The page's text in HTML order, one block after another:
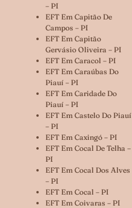
– PI
EFT Em Capitão De
Campos – PI
EFT Em Capitão
Gervásio Oliveira – PI
EFT Em Caracol – PI
EFT Em Caraúbas Do
Piauí – PI
EFT Em Caridade Do
Piauí – PI
EFT Em Castelo Do Piauí
– PI
EFT Em Caxingó – PI
EFT Em Cocal De Telha –
PI
EFT Em Cocal Dos Alves
– PI
EFT Em Cocal – PI
EFT Em Coivaras – PI